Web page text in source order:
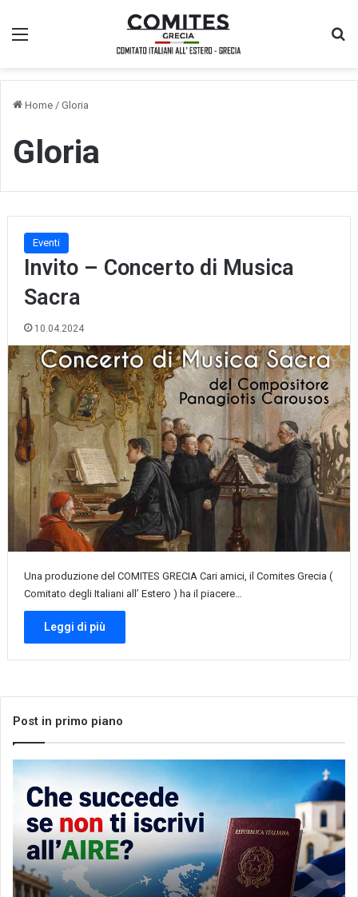
Menu
Home / Gloria
Gloria
Eventi
Invito – Concerto di Musica
Sacra
10.04.2024
Una produzione del COMITES GRECIA Cari amici, il Comites Grecia (
Comitato degli Italiani all’ Estero ) ha il piacere…
Leggi di più
Post in primo piano
Che
succede
non
iscrivi
all’AIRE?
the
of